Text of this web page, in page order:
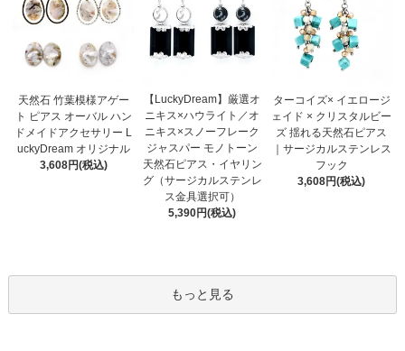
天然石 竹葉模様アゲー
ト ピアス オーバル ハン
ドメイドアクセサリー L
uckyDream オリジナル
3,608円(税込)
【LuckyDream】厳選オ
ニキス×ハウライト／オ
ニキス×スノーフレーク
ジャスパー モノトーン
天然石ピアス・イヤリン
グ（サージカルステンレ
ス金具選択可）
5,390円(税込)
ターコイズ× イエロージ
ェイド × クリスタルビー
ズ 揺れる天然石ピアス
｜サージカルステンレス
フック
3,608円(税込)
もっと見る